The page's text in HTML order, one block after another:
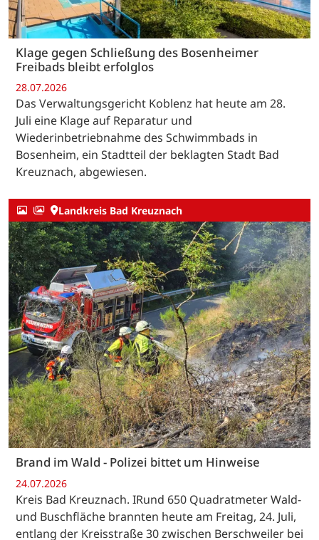
Klage gegen Schließung des Bosenheimer
Freibads bleibt erfolglos
28.07.2026
Das Verwaltungsgericht Koblenz hat heute am 28.
Juli eine Klage auf Reparatur und
Wiederinbetriebnahme des Schwimmbads in
Bosenheim, ein Stadtteil der beklagten Stadt Bad
Kreuznach, abgewiesen.
Landkreis Bad Kreuznach
Brand im Wald - Polizei bittet um Hinweise
24.07.2026
Kreis Bad Kreuznach. IRund 650 Quadratmeter Wald-
und Buschfläche brannten heute am Freitag, 24. Juli,
entlang der Kreisstraße 30 zwischen Berschweiler bei